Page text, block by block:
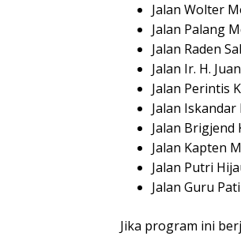
Jalan Wolter
Jalan Palang
Jalan Raden
Jalan Ir. H.
Jalan Perintis
Jalan Iskandar
Jalan Brigjend
Jalan Kapten
Jalan Putri
Jalan Guru
Jika program ini